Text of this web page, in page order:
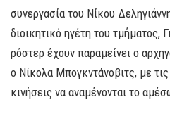
συνεργασία του Νίκου
διοικητικό ηγέτη του
ρόστερ έχουν παραμείνει ο
ο Νίκολα Μπογκντάνοβιτς, με
κινήσεις να αναμένονται το